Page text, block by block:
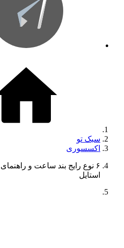
سبک تو
اکسسوری
۶ نوع رایج بند ساعت و
استایل